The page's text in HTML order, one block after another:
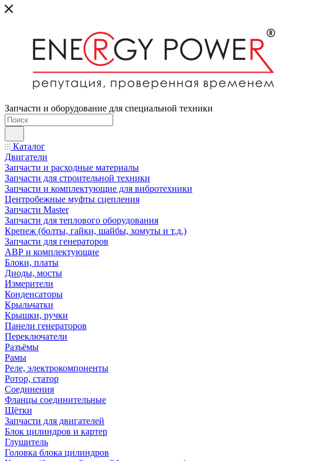
Запчасти и оборудование для специальной техники
Каталог
Двигатели
Запчасти и расходные материалы
Запчасти для строительной техники
Запчасти и комплектующие для вибротехники
Центробежные муфты сцепления
Запчасти Master
Запчасти для теплового оборудования
Крепеж (болты, гайки, шайбы, хомуты и т.д.)
Запчасти для генераторов
АВР и комплектующие
Блоки, платы
Диоды, мосты
Измерители
Конденсаторы
Крыльчатки
Крышки, ручки
Панели генераторов
Переключатели
Разъёмы
Рамы
Реле, электрокомпоненты
Ротор, статор
Соединения
Фланцы соединительные
Щётки
Запчасти для двигателей
Блок цилиндров и картер
Глушитель
Головка блока цилиндров